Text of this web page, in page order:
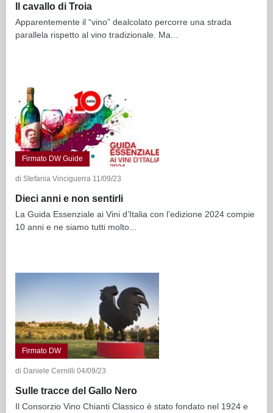
Il cavallo di Troia
Apparentemente il “vino” dealcolato percorre una strada
parallela rispetto al vino tradizionale. Ma...
Firmato DW Guide
di Stefania Vinciguerra 11/09/23
Dieci anni e non sentirli
La Guida Essenziale ai Vini d’Italia con l’edizione 2024 compie
10 anni e ne siamo tutti molto...
Firmato DW
di Daniele Cernilli 04/09/23
Sulle tracce del Gallo Nero
Il Consorzio Vino Chianti Classico è stato fondato nel 1924 e